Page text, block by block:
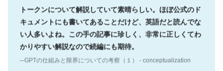
トークンについて解説していて素晴らしい。ほぼ公式のド
キュメントにも書いてあることだけど、英語だと読んでな
い人多いよね。この手の記事に珍しく、非常に正しくてわ
かりやすい解説なので続編にも期待。
─GPTの仕組みと限界についての考察（１） - conceptualization